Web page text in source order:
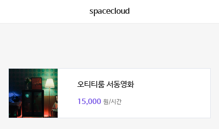
spacecloud
오티티룸 서동영화
15,000 원/시간